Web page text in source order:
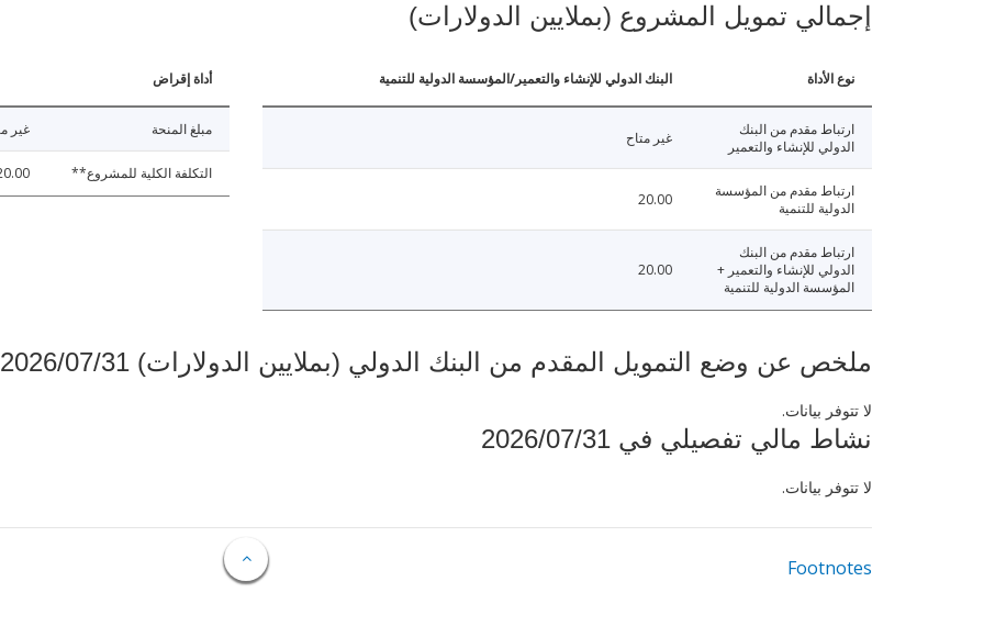
إجمالي تمويل المشروع (بملايين الدولارات)
نوع الأداة البنك الدولي للإنشاء والتعمير/المؤسسة الدولية للتنمية
ارتباط مقدم من البنك
الدولي للإنشاء والتعمير
غير متاح
ارتباط مقدم من المؤسسة
الدولية للتنمية
20.00
ارتباط مقدم من البنك
الدولي للإنشاء والتعمير +
المؤسسة الدولية للتنمية
20.00
أداة إقراض
مبلغ المنحة غير
التكلفة الكلية للمشروع**
ملخص عن وضع التمويل المقدم من البنك الدولي (بملايين الدولارات) 2026/07/31
لا تتوفر بيانات.
نشاط مالي تفصيلي في 2026/07/31
لا تتوفر بيانات.
Footnotes